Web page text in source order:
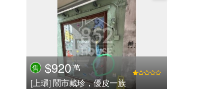
售 $920 萬
[上環] 鬧市藏珍，優皮一族